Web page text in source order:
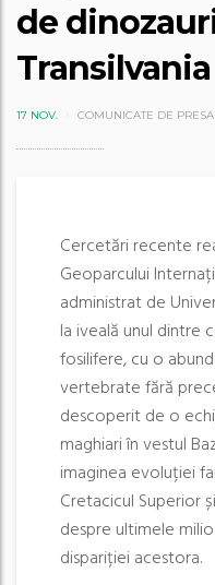
de
Transilvania
17 NOV. COMUNICATE DE PRESA
Cercetări recente
Geoparcului
administrat de
la iveală unul dintre
fosilifere, cu o
vertebrate fără
descoperit de o
maghiari în vestul
imaginea evoluției
Cretacicul Superior
despre ultimele
dispariției acestora.